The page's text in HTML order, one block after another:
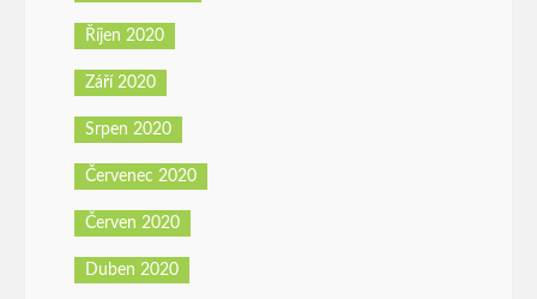
Říjen 2020
Září 2020
Srpen 2020
Červenec 2020
Červen 2020
Duben 2020